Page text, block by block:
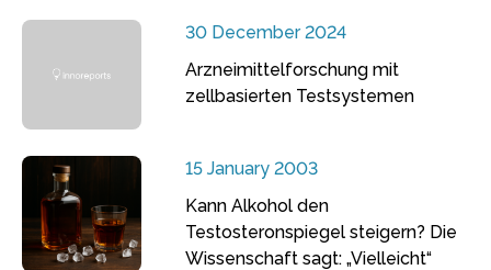
30 December 2024
Arzneimittelforschung mit
zellbasierten Testsystemen
15 January 2003
Kann Alkohol den
Testosteronspiegel steigern? Die
Wissenschaft sagt: „Vielleicht“